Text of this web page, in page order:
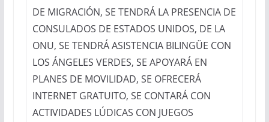
DE MIGRACIÓN, SE TENDRÁ LA PRESENCIA DE
CONSULADOS DE ESTADOS UNIDOS, DE LA
ONU, SE TENDRÁ ASISTENCIA BILINGÜE CON
LOS ÁNGELES VERDES, SE APOYARÁ EN
PLANES DE MOVILIDAD, SE OFRECERÁ
INTERNET GRATUITO, SE CONTARÁ CON
ACTIVIDADES LÚDICAS CON JUEGOS